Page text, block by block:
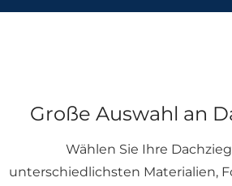
Große Auswahl an
Wählen Sie Ihre
unterschiedlichsten Materialien,